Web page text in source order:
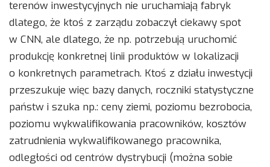
terenów inwestycyjnych nie uruchamiają fabryk
dlatego, że ktoś z zarządu zobaczył ciekawy spot
w CNN, ale dlatego, że np. potrzebują uruchomić
produkcję konkretnej linii produktów w lokalizacji
o konkretnych parametrach. Ktoś z działu inwestycji
przeszukuje więc bazy danych, roczniki statystyczne
państw i szuka np.: ceny ziemi, poziomu bezrobocia,
poziomu wykwalifikowania pracowników, kosztów
zatrudnienia wykwalifikowanego pracownika,
odległości od centrów dystrybucji (można sobie